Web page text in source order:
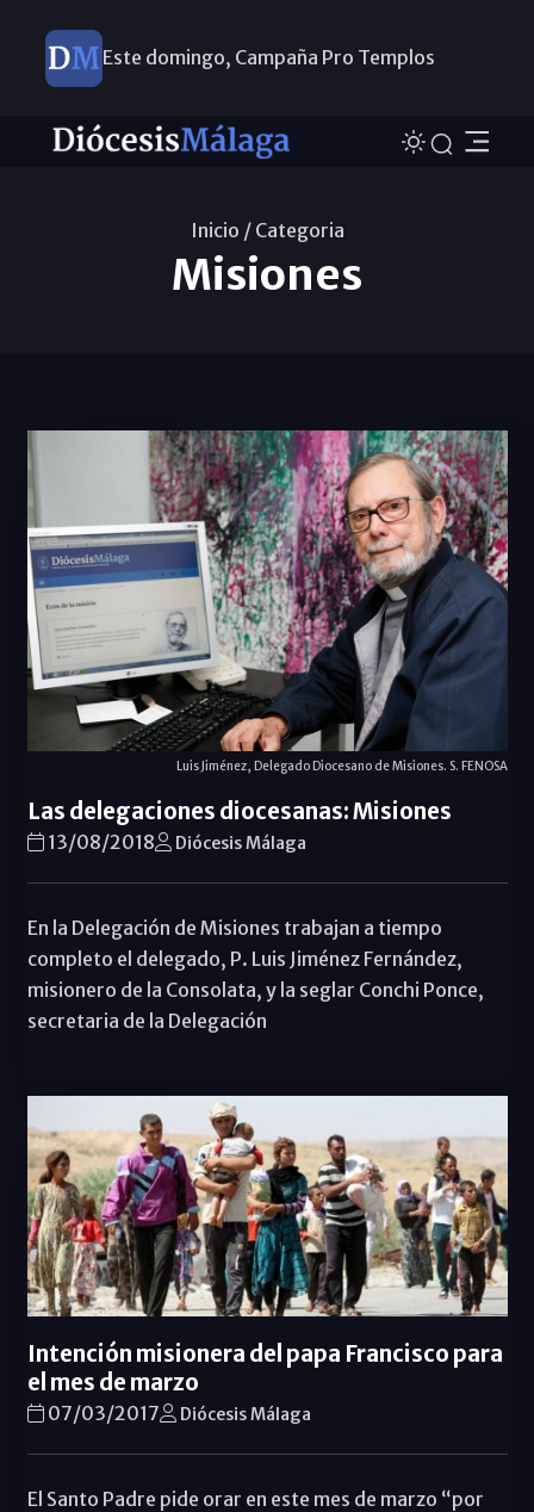
Este domingo, Campaña Pro Templos
Inicio / Categoria
Misiones
Luis Jiménez, Delegado Diocesano de Misiones. S. FENOSA
Las delegaciones diocesanas: Misiones
13/08/2018 Diócesis Málaga
En la Delegación de Misiones trabajan a tiempo
completo el delegado, P. Luis Jiménez Fernández,
misionero de la Consolata, y la seglar Conchi Ponce,
secretaria de la Delegación
Intención misionera del papa Francisco para
el mes de marzo
07/03/2017 Diócesis Málaga
El Santo Padre pide orar en este mes de marzo “por